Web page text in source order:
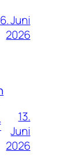
Juni
2026
13.
Juni
2026